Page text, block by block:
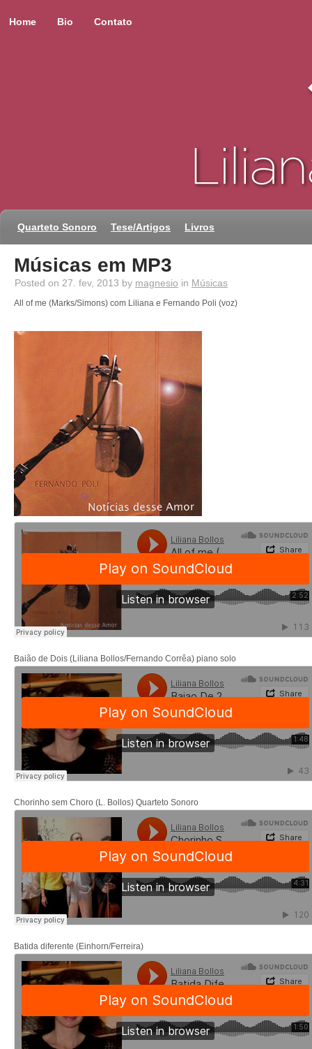
Home Bio Contato
Quarteto Sonoro Tese/Artigos Livros
Músicas em MP3
Posted on 27. fev, 2013 by magnesio in Músicas
All of me (Marks/Simons) com Liliana e Fernando Poli (voz)
Baião de Dois (Liliana Bollos/Fernando Corrêa) piano solo
Chorinho sem Choro (L. Bollos) Quarteto Sonoro
Batida diferente (Einhorn/Ferreira)